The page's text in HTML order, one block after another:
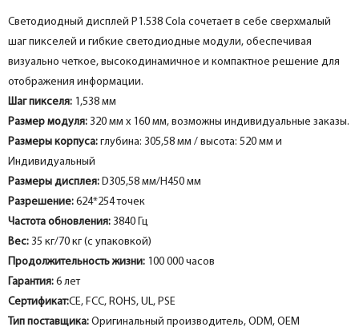
Светодиодный дисплей P1.538 Cola сочетает в себе сверхмалый
шаг пикселей и гибкие светодиодные модули, обеспечивая
визуально четкое, высокодинамичное и компактное решение для
отображения информации.
Шаг пикселя: 1,538 мм
Размер модуля: 320 мм x 160 мм, возможны индивидуальные заказы.
Размеры корпуса: глубина: 305,58 мм / высота: 520 мм и
Индивидуальный
Размеры дисплея: D305,58 мм/H450 мм
Разрешение: 624*254 точек
Частота обновления: 3840 Гц
Вес: 35 кг/70 кг (с упаковкой)
Продолжительность жизни: 100 000 часов
Гарантия: 6 лет
Сертификат:CE, FCC, ROHS, UL, PSE
Тип поставщика: Оригинальный производитель, ODM, OEM